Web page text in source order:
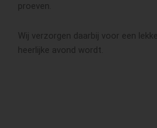
proeven.
Wij verzorgen daarbij voor een
heerlijke avond wordt.